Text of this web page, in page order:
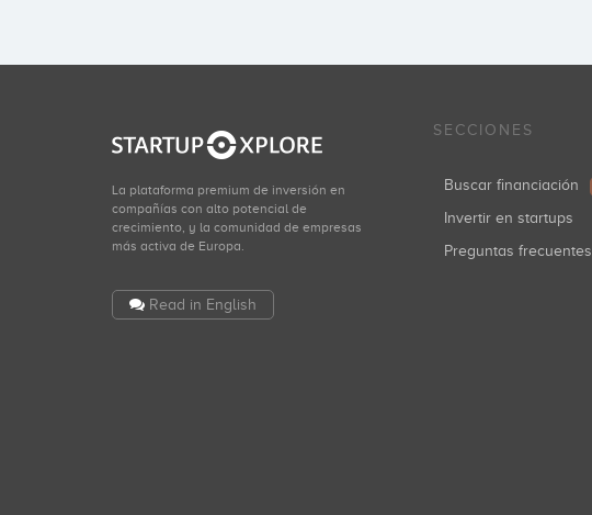
La plataforma premium de inversión en
compañías con alto potencial de
crecimiento, y la comunidad de empresas
más activa de Europa.
Read in English
SECCIONES
Buscar financiación
Invertir en startups
Preguntas frecuentes